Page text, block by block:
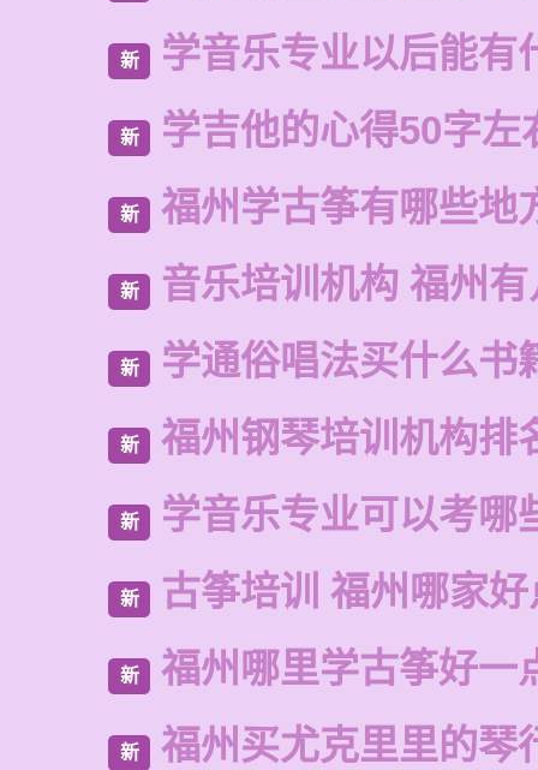
新 学音乐专业以后能有
新 学吉他的心得50字左
新 福州学古筝有哪些地
新 音乐培训机构 福州
新 学通俗唱法买什么书
新 福州钢琴培训机构排
新 学音乐专业可以考哪
新 古筝培训 福州哪家好
新 福州哪里学古筝好一
新 福州买尤克里里的琴